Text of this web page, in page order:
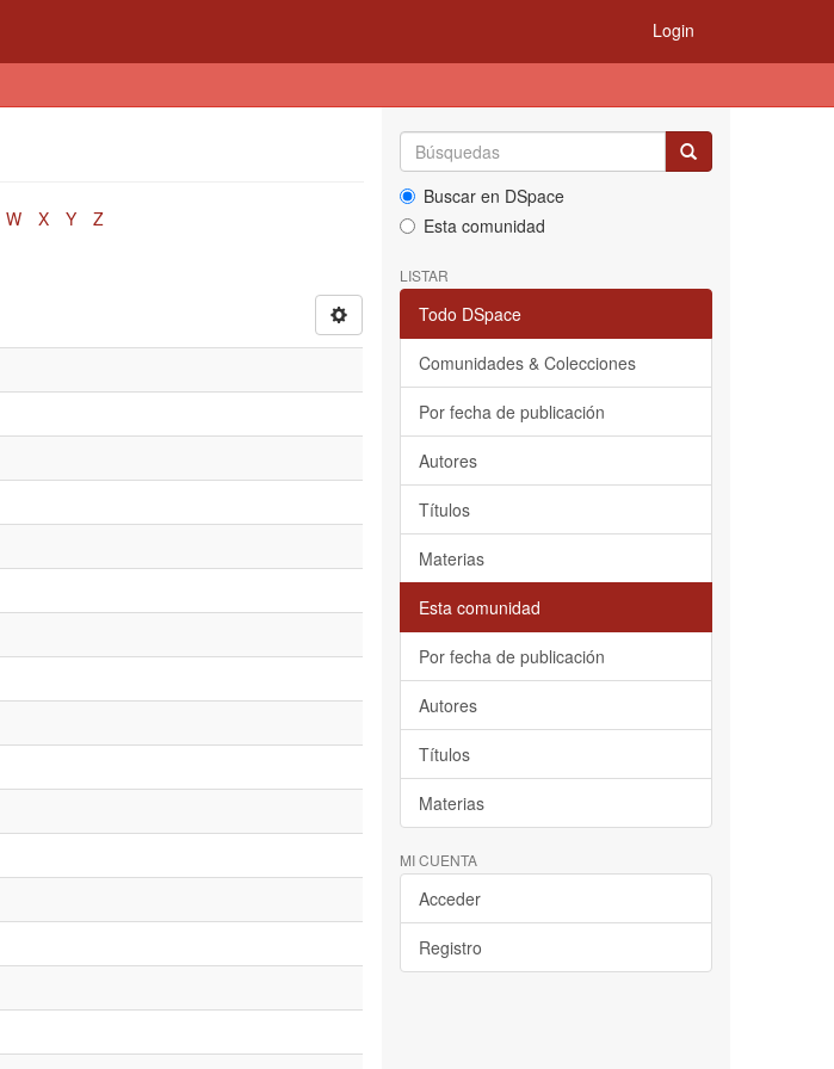
Login
W X Y
Z
Buscar en DSpace
Esta comunidad
LISTAR
Todo DSpace
Comunidades & Colecciones
Por fecha de publicación
Autores
Títulos
Materias
Esta comunidad
Por fecha de publicación
Autores
Títulos
Materias
MI CUENTA
Acceder
Registro